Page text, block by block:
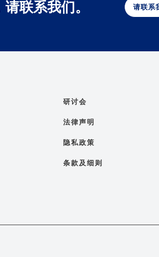
请联系我们。 请联系
研讨会
法律声明
隐私政策
条款及细则